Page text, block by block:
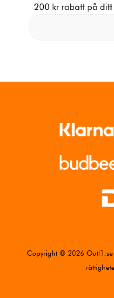
200 kr rabatt på
Copyright © 2026 Outl1.se